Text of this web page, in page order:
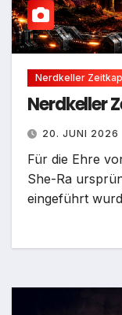
Nerdkeller
Nerdkeller
20. JUNI 2026
Für die Ehre
She-Ra
eingeführt